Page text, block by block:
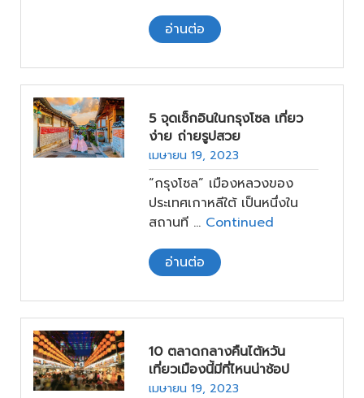
แดง บรรยากาศราวกับภาพ
วาดที่จิตกรจากธรรมชาติ
บรรจงลงสีอย่างละเมียดละไม
ความเย็นที่เริ่มพัดผ่าน นั่นคือ
สัญญาณว่าสวรรค์ของคน
ที่รักฤดูใบไม้ร่วงได้เริ่มต้นขึ้น
แล้ว
วันนี้ ภูมิไท ทราเวล จะพาไป
เจาะลิสต์จุดชมใบไม้เปลี่ยนสีที่
พลาดไม่ได้! พร้อมกันหรือยัง?
มาออกเดินทางไปกับเรา แล้ว
คุณจะไม่มีวันลืม!
อ่านต่อ
5 จุดเช็กอินในกรุงโซล เที่ยว
ง่าย ถ่ายรูปสวย
เมษายน 19, 2023
“กรุงโซล” เมืองหลวงของ
ประเทศเกาหลีใต้ เป็นหนึ่งใน
สถานที … Continued
อ่านต่อ
10 ตลาดกลางคืนไต้หวัน
เที่ยวเมืองนี้มีที่ไหนน่าช้อป
เมษายน 19, 2023